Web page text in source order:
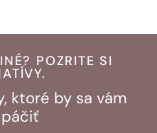
POZRITE SI
ktoré by sa vám